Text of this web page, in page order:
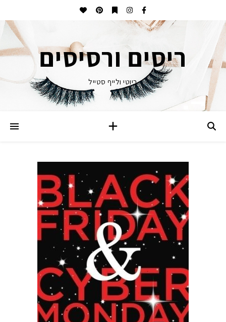
ריסים ורסיסים
ביוטי ולייף סטייל